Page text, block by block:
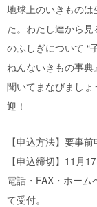
地球上のいきもの
た。わたし達から
のふしぎについて “
ねんないきもの事
聞いてまなびまし
迎！
【申込方法】要事
【申込締切】11月
電話・FAX・ホーム
て受付。